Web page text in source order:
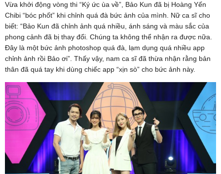
Vừa khởi động vòng thi “Ký ức ùa về”, Bảo Kun đã bị Hoàng Yến
Chibi “bóc phốt” khi chỉnh quá đà bức ảnh của mình. Nữ ca sĩ cho
biết: “Bảo Kun đã chỉnh ảnh quá nhiều, ánh sáng và màu sắc của
phong cảnh đã bị thay đổi. Chúng ta không thể nhận ra được nữa.
Đây là một bức ảnh photoshop quá đà, lạm dụng quá nhiều app
chỉnh ảnh rồi Bảo ơi”. Thấy vậy, nam ca sĩ đã thừa nhận rằng bản
thân đã quá tay khi dùng chiếc app “xịn sò” cho bức ảnh này.